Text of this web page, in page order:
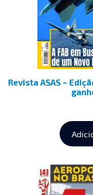
Revista ASAS –